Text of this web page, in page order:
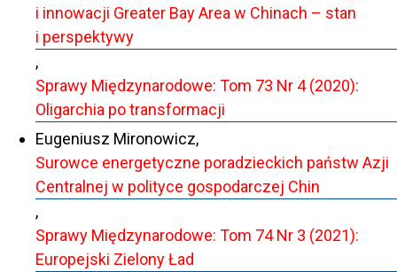
i innowacji Greater Bay Area w Chinach – stan
i perspektywy
,
Sprawy Międzynarodowe: Tom 73 Nr 4 (2020):
Oligarchia po transformacji
Eugeniusz Mironowicz,
Surowce energetyczne poradzieckich państw Azji
Centralnej w polityce gospodarczej Chin
,
Sprawy Międzynarodowe: Tom 74 Nr 3 (2021):
Europejski Zielony Ład